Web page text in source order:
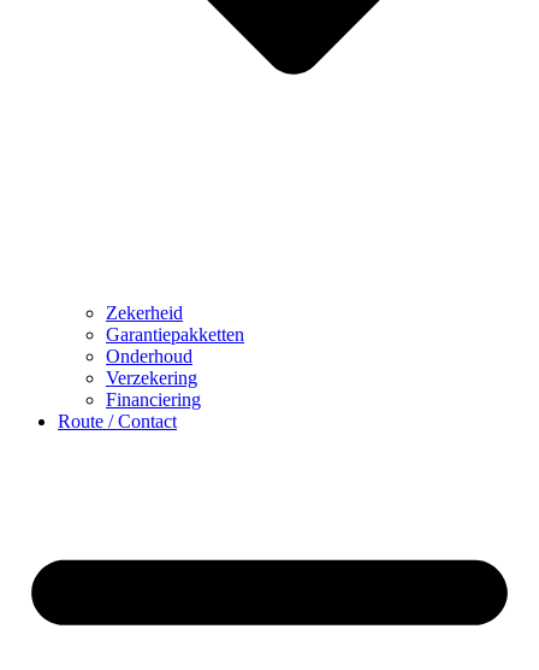
Zekerheid
Garantiepakketten
Onderhoud
Verzekering
Financiering
Route / Contact